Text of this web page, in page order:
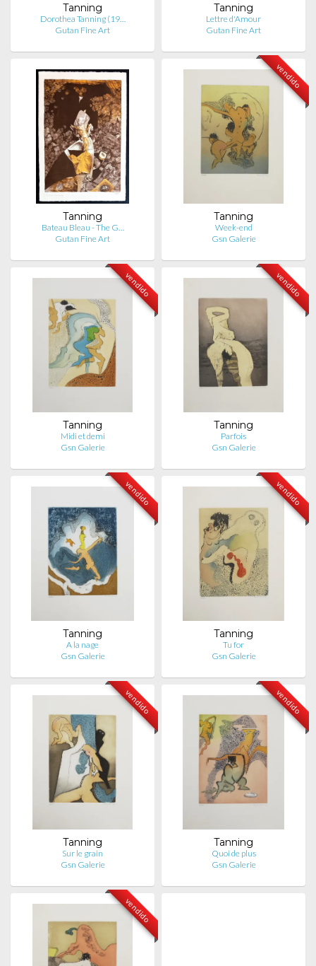
Tanning
Dorothea Tanning (19…
Gutan Fine Art
Tanning
Lettre d'Amour
Gutan Fine Art
Tanning
Bateau Bleau - The G…
Gutan Fine Art
vendido
Tanning
Week-end
Gsn Galerie
vendido
Tanning
Midi et demi
Gsn Galerie
vendido
Tanning
Parfois
Gsn Galerie
vendido
Tanning
A la nage
Gsn Galerie
vendido
Tanning
Tu for
Gsn Galerie
vendido
Tanning
Sur le grain
Gsn Galerie
vendido
Tanning
Quoi de plus
Gsn Galerie
vendido